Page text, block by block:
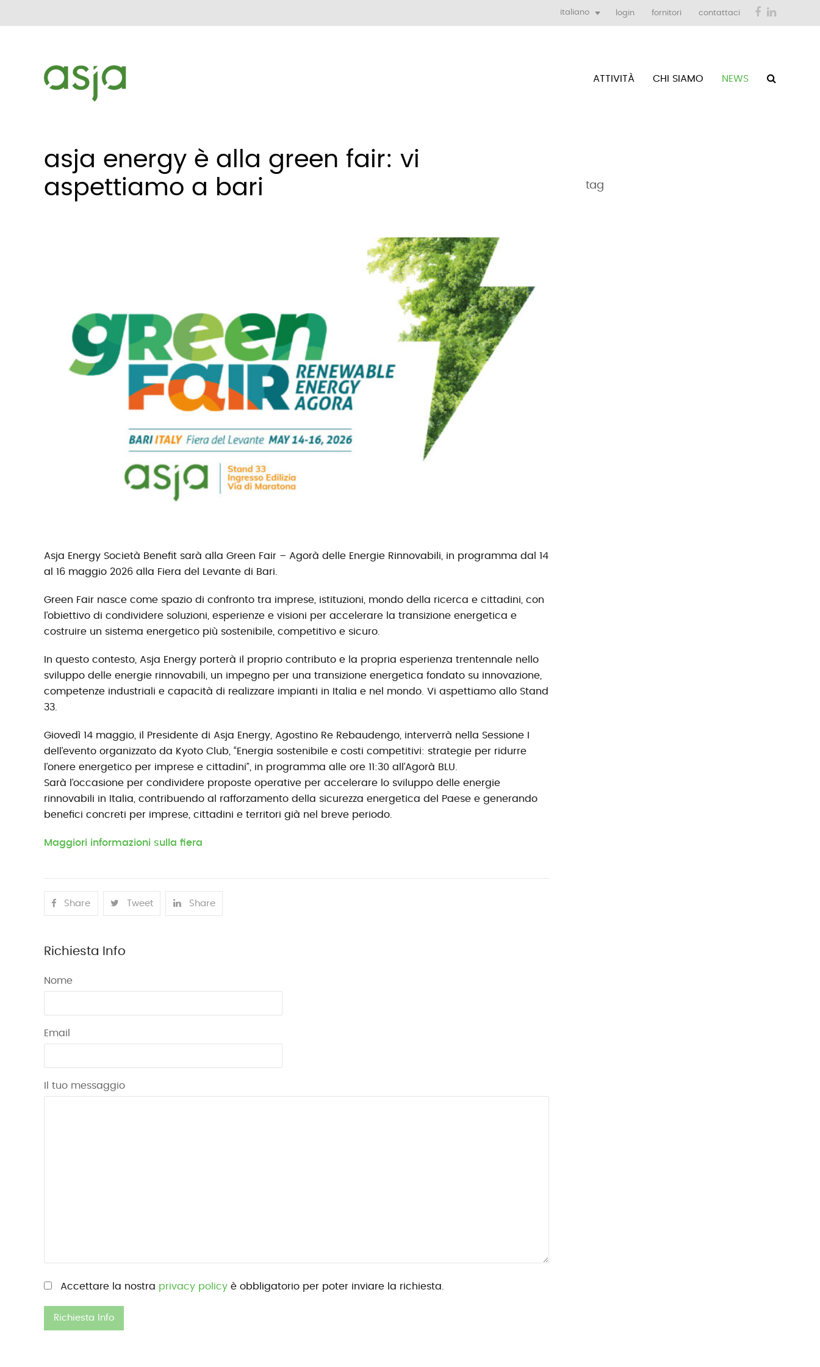
italiano login fornitori contattaci Facebook
ATTIVITÀ CHI SIAMO NEWS
asja energy è alla green fair: vi
aspettiamo a bari
Asja Energy Società Benefit sarà alla Green Fair – Agorà delle Energie Rinnovabili, in programma dal 14
al 16 maggio 2026 alla Fiera del Levante di Bari.
Green Fair nasce come spazio di confronto tra imprese, istituzioni, mondo della ricerca e cittadini, con
l’obiettivo di condividere soluzioni, esperienze e visioni per accelerare la transizione energetica e
costruire un sistema energetico più sostenibile, competitivo e sicuro.
In questo contesto, Asja Energy porterà il proprio contributo e la propria esperienza trentennale nello
sviluppo delle energie rinnovabili, un impegno per una transizione energetica fondato su innovazione,
competenze industriali e capacità di realizzare impianti in Italia e nel mondo. Vi aspettiamo allo Stand
33.
Giovedì 14 maggio, il Presidente di Asja Energy, Agostino Re Rebaudengo, interverrà nella Sessione I
dell’evento organizzato da Kyoto Club, “Energia sostenibile e costi competitivi: strategie per ridurre
l’onere energetico per imprese e cittadini”, in programma alle ore 11:30 all’Agorà BLU.
Sarà l’occasione per condividere proposte operative per accelerare lo sviluppo delle energie
rinnovabili in Italia, contribuendo al rafforzamento della sicurezza energetica del Paese e generando
benefici concreti per imprese, cittadini e territori già nel breve periodo.
Maggiori informazioni sulla fiera
Share Tweet Share
Richiesta Info
Nome
Email
Il tuo messaggio
Si prega di lasciare vuoto questo campo.
Accettare la nostra privacy policy è obbligatorio per poter inviare la richiesta.
tag